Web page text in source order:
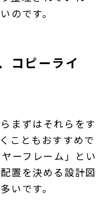
のです。
コピーライ
まずはそれらをす
こともおすすめで
ーフレーム」とい
置を決める設計図
いです。